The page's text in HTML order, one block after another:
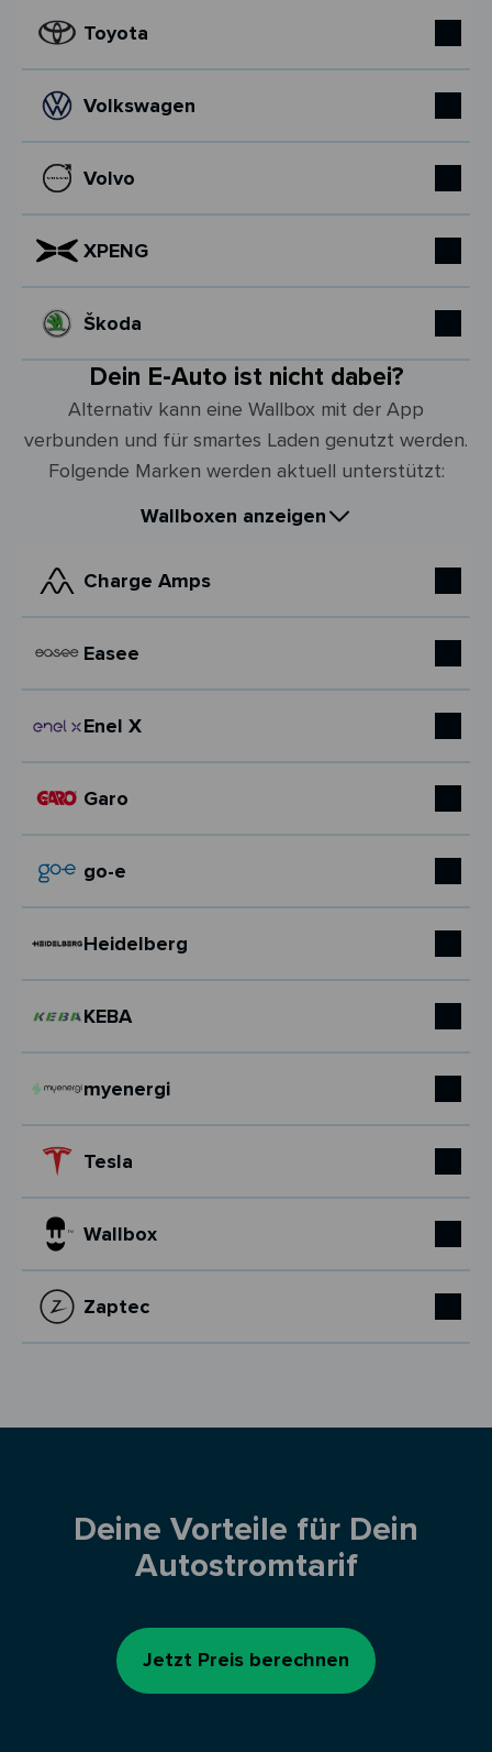
Toyota
Volkswagen
Volvo
XPENG
Škoda
Dein E-Auto ist nicht dabei?
Alternativ kann eine Wallbox mit der App
verbunden und für smartes Laden genutzt werden.
Folgende Marken werden aktuell unterstützt:
Wallboxen anzeigen
Charge Amps
Easee
Enel X
Garo
go-e
Heidelberg
KEBA
myenergi
Tesla
Wallbox
Zaptec
Deine Vorteile für Dein
Autostromtarif
Jetzt Preis berechnen